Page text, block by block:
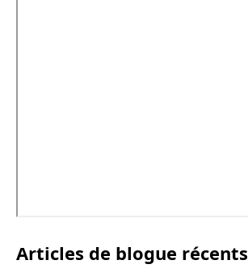
Articles de blogue récents